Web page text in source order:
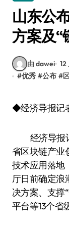
山东公
方案及“
由 dawei
#优秀 #公布 #
◆经济导报
经济导报
省区块链产业
技术应用落地
厅日前确定浪
决方案、支撑
平台等13个省